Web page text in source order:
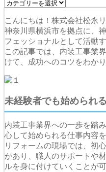
こんにちは！株式会社松永
神奈川県横浜市を拠点に、
フェッショナルとして活動
この記事では、内装工事業
けて、成功へのコツをわか
未経験者でも始められ
内装工事業界への一歩を踏
心して始められる仕事内容
リフォームの現場では、初
があり、職人のサポートや
ルを身に付けていくことが可